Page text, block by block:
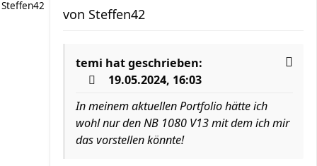
Steffen42 von Steffen42
temi hat geschrieben:
19.05.2024, 16:03
In meinem aktuellen Portfolio hätte ich
wohl nur den NB 1080 V13 mit dem ich mir
das vorstellen könnte!